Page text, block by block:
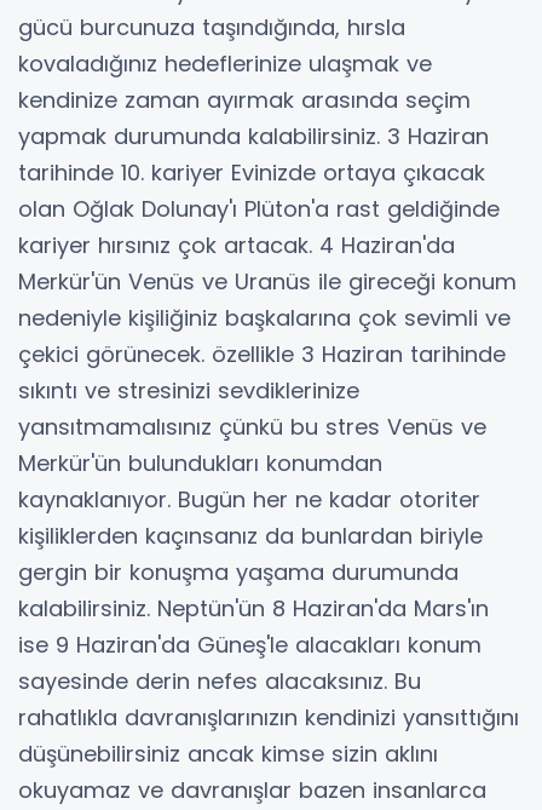
gücü burcunuza taşındığında, hırsla
kovaladığınız hedeflerinize ulaşmak ve
kendinize zaman ayırmak arasında seçim
yapmak durumunda kalabilirsiniz. 3 Haziran
tarihinde 10. kariyer Evinizde ortaya çıkacak
olan Oğlak Dolunay'ı Plüton'a rast geldiğinde
kariyer hırsınız çok artacak. 4 Haziran'da
Merkür'ün Venüs ve Uranüs ile gireceği konum
nedeniyle kişiliğiniz başkalarına çok sevimli ve
çekici görünecek. özellikle 3 Haziran tarihinde
sıkıntı ve stresinizi sevdiklerinize
yansıtmamalısınız çünkü bu stres Venüs ve
Merkür'ün bulundukları konumdan
kaynaklanıyor. Bugün her ne kadar otoriter
kişiliklerden kaçınsanız da bunlardan biriyle
gergin bir konuşma yaşama durumunda
kalabilirsiniz. Neptün'ün 8 Haziran'da Mars'ın
ise 9 Haziran'da Güneş'le alacakları konum
sayesinde derin nefes alacaksınız. Bu
rahatlıkla davranışlarınızın kendinizi yansıttığını
düşünebilirsiniz ancak kimse sizin aklını
okuyamaz ve davranışlar bazen insanlarca